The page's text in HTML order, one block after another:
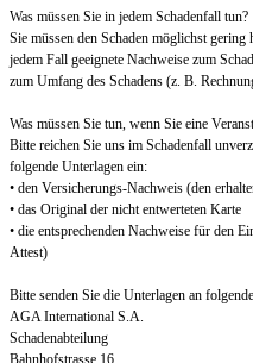
Was müssen Sie in jedem Schadenfall tun?
Sie müssen den Schaden möglichst
jedem Fall geeignete Nachweise zum
zum Umfang des Schadens (z. B.
Was müssen Sie tun, wenn Sie eine
Bitte reichen Sie uns im Schadenfall
folgende Unterlagen ein:
• den Versicherungs-Nachweis (den
• das Original der nicht entwerteten Karte
• die entsprechenden Nachweise für den
Attest)
Bitte senden Sie die Unterlagen an
AGA International S.A.
Schadenabteilung
Bahnhofstrasse 16